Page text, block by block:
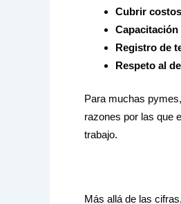
Cubrir
Capacitación
Registro de
Respeto al
Para muchas
razones por las que
trabajo.
Más allá de las